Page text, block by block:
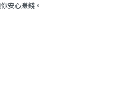
安心賺錢。